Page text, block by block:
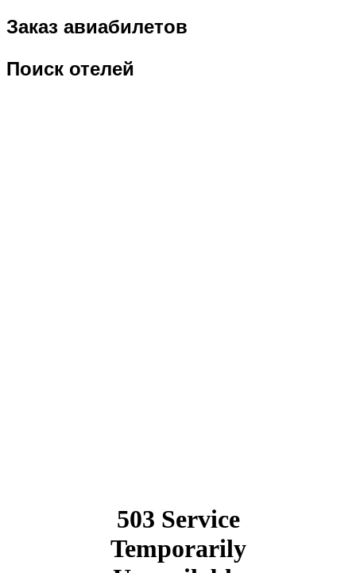
Заказ авиабилетов
Поиск отелей